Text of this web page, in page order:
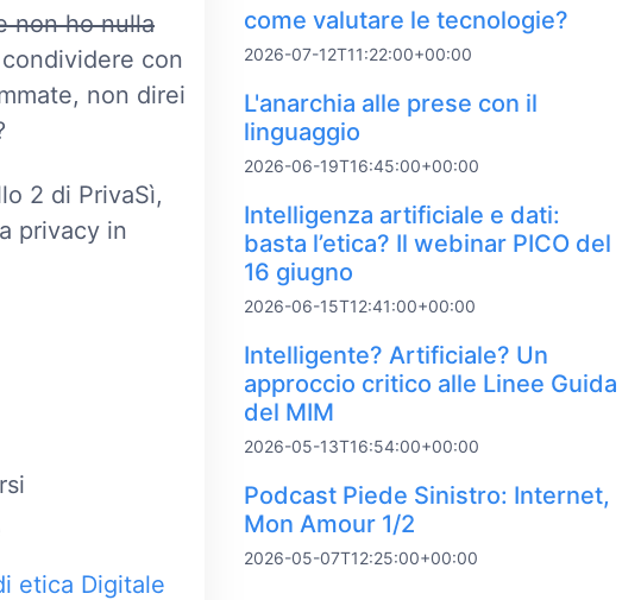
non ho nulla
con
non direi
2 di PrivaSì,
privacy in
etica Digitale
come valutare le tecnologie?
2026-07-12T11:22:00+00:00
L'anarchia alle prese con il
linguaggio
2026-06-19T16:45:00+00:00
Intelligenza artificiale e dati:
basta l’etica? Il webinar PICO del
16 giugno
2026-06-15T12:41:00+00:00
Intelligente? Artificiale? Un
approccio critico alle Linee Guida
del MIM
2026-05-13T16:54:00+00:00
Podcast Piede Sinistro: Internet,
Mon Amour 1/2
2026-05-07T12:25:00+00:00